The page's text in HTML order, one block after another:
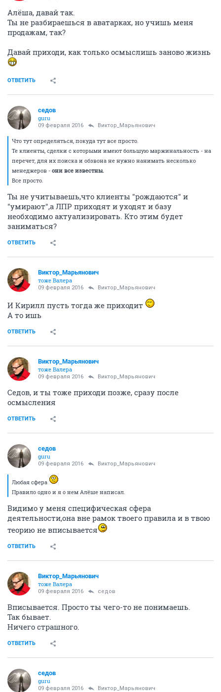
Алёша, давай так.
Ты не разбираешься в аватарках, но учишь меня
продажам, так?
Давай приходи, как только осмыслишь заново жизнь
ОТВЕТИТЬ
седов
guru
09 февраля 2016 Виктор_Марьянович
Что тут определяться, покуда тут все просто.
Те клиенты, сделки с которыми имеют большую маржинальность - на
перечет, для их поиска и обзвона не нужно нанимать несколько
менеджеров - они все известны.
Все просто.
Ты не учитываешь,что клиенты "рождаются" и
"умирают",а ЛПР приходят и уходят и базу
необходимо актуализировать. Кто этим будет
заниматься?
ОТВЕТИТЬ
Виктор_Марьянович
тоже Валера
09 февраля 2016 Виктор_Марьянович
И Кирилл пусть тогда же приходит
А то ишь
ОТВЕТИТЬ
Виктор_Марьянович
тоже Валера
09 февраля 2016 Виктор_Марьянович
Седов, и ты тоже приходи позже, сразу после
осмысления
ОТВЕТИТЬ
седов
guru
09 февраля 2016 Виктор_Марьянович
Любая сфера
Правило одно и я о нем Алёше написал.
Видимо у меня специфическая сфера
деятельности,она вне рамок твоего правила и в твою
теорию не вписывается
ОТВЕТИТЬ
Виктор_Марьянович
тоже Валера
09 февраля 2016 седов
Вписывается. Просто ты чего-то не понимаешь.
Так бывает.
Ничего страшного.
ОТВЕТИТЬ
седов
guru
09 февраля 2016 Виктор_Марьянович